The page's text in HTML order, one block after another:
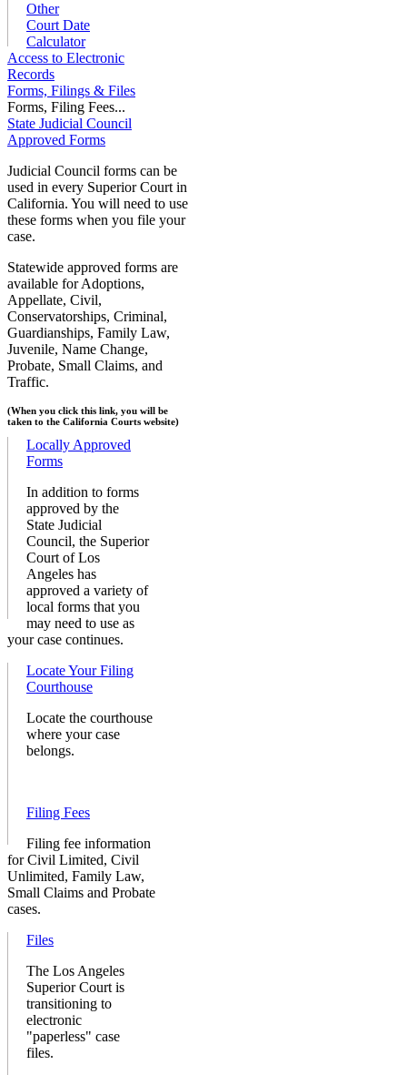
Other
Court Date
Calculator
Access to Electronic
Records
Forms, Filings & Files
Forms, Filing Fees...
State Judicial Council
Approved Forms
Judicial Council forms can be
used in every Superior Court in
California. You will need to use
these forms when you file your
case.
Statewide approved forms are
available for Adoptions,
Appellate, Civil,
Conservatorships, Criminal,
Guardianships, Family Law,
Juvenile, Name Change,
Probate, Small Claims, and
Traffic.
(When you click this link, you will be
taken to the California Courts website)
Locally Approved
Forms
In addition to forms
approved by the
State Judicial
Council, the Superior
Court of Los
Angeles has
approved a variety of
local forms that you
may need to use as
your case continues.
Locate Your Filing
Courthouse
Locate the courthouse
where your case
belongs.
Filing Fees
Filing fee information
for Civil Limited, Civil
Unlimited, Family Law,
Small Claims and Probate
cases.
Files
The Los Angeles
Superior Court is
transitioning to
electronic
"paperless" case
files.